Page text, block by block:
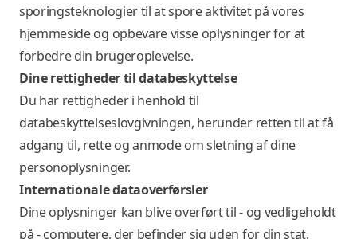
sporingsteknologier til at spore aktivitet på vores
hjemmeside og opbevare visse oplysninger for at
forbedre din brugeroplevelse.
Dine rettigheder til databeskyttelse
Du har rettigheder i henhold til
databeskyttelseslovgivningen, herunder retten til at få
adgang til, rette og anmode om sletning af dine
personoplysninger.
Internationale dataoverførsler
Dine oplysninger kan blive overført til - og vedligeholdt
på - computere, der befinder sig uden for din stat,